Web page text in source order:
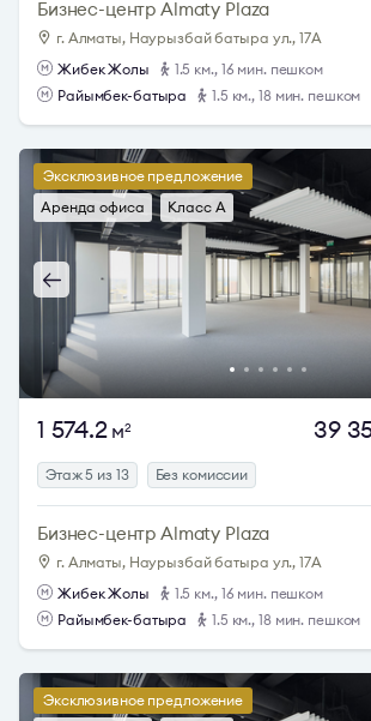
Бизнес-центр Almaty Plaza
г. Алматы, Наурызбай батыра ул., 17А
Жибек Жолы
1.5 км., 16 мин. пешком
Райымбек-батыра
1.5 км., 18 мин. пешком
Эксклюзивное предложение
Аренда офиса
Класс A
1 574.2м2 39
Этаж 5 из 13 Без комиссии
Бизнес-центр Almaty Plaza
г. Алматы, Наурызбай батыра ул., 17А
Жибек Жолы
1.5 км., 16 мин. пешком
Райымбек-батыра
1.5 км., 18 мин. пешком
Эксклюзивное предложение